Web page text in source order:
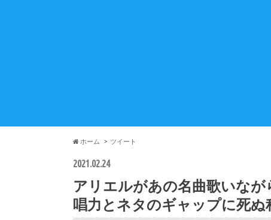
ホーム ツイート
2021.02.24
アリエルがあの名曲歌いなが
唱力とネタのギャップに死